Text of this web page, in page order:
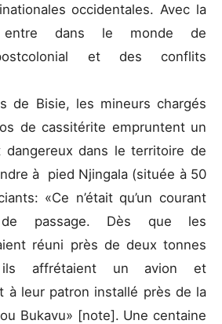
occidentales. Avec la
entre dans le monde de
postcolonial et des conflits
de Bisie, les mineurs chargés
de cassitérite empruntent un
dans le territoire de
à pied Njingala (située à 50
«Ce n’était qu’un courant
passage. Dès que les
réuni près de deux tonnes
ils affrétaient un avion et
à leur patron installé près de la
Bukavu» [note]. Une centaine